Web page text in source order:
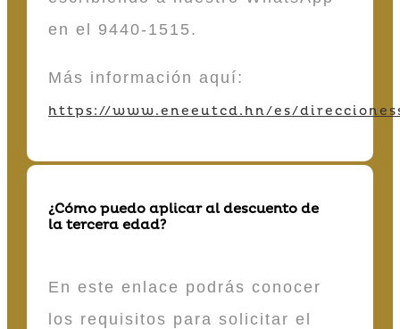
en el 9440-1515.
Más información aquí:
https://www.eneeutcd.hn/es/
¿Cómo puedo aplicar al descuento de
la tercera edad?
En este enlace podrás conocer
los requisitos para solicitar el